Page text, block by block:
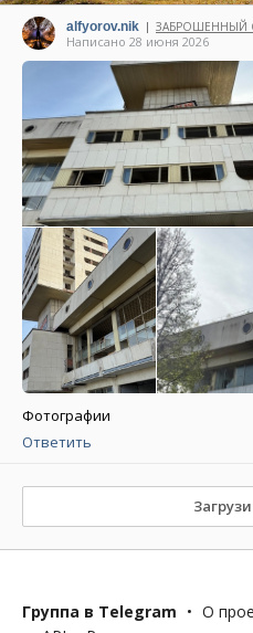
alfyorov.nik | ЗАБРОШЕННЫЙ
Написано 28 июня 2026
Фотографии
Ответить
Группа в Telegram • О